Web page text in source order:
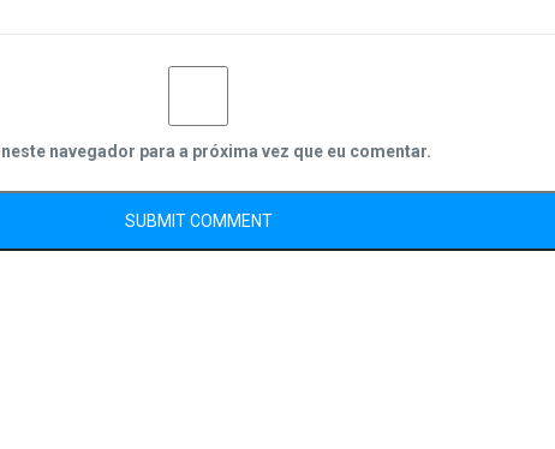
navegador para a próxima vez que eu comentar.